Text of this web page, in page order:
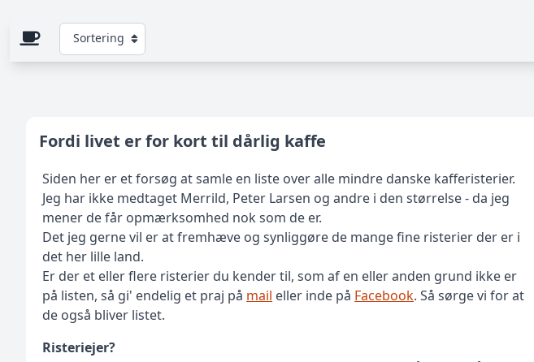
Sortering
Fordi livet er for kort til dårlig kaffe
Siden her er et forsøg at samle en liste over alle mindre danske kafferisterier.
Jeg har ikke medtaget Merrild, Peter Larsen og andre i den størrelse - da jeg
mener de får opmærksomhed nok som de er.
Det jeg gerne vil er at fremhæve og synliggøre de mange fine risterier der er i
det her lille land.
Er der et eller flere risterier du kender til, som af en eller anden grund ikke er
på listen, så gi' endelig et praj på mail eller inde på Facebook. Så sørge vi for at
de også bliver listet.
Risteriejer?